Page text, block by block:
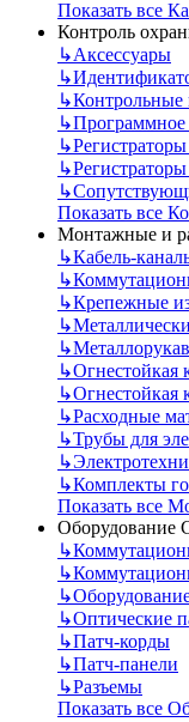
Показать все
Контроль
↳Аксессуары
↳
↳Контрольные
↳Программное
↳
↳
↳
Показать все
Монтажные и
↳Кабель-
↳
↳Крепежные
↳
↳
↳Огнестойкая
↳Огнестойкая
↳Расходные
↳Трубы для
↳
↳Комплекты
Показать все
Оборудование
↳
↳
↳
↳Оптические
↳Патч-корды
↳Патч-панели
↳Разъемы
Показать все